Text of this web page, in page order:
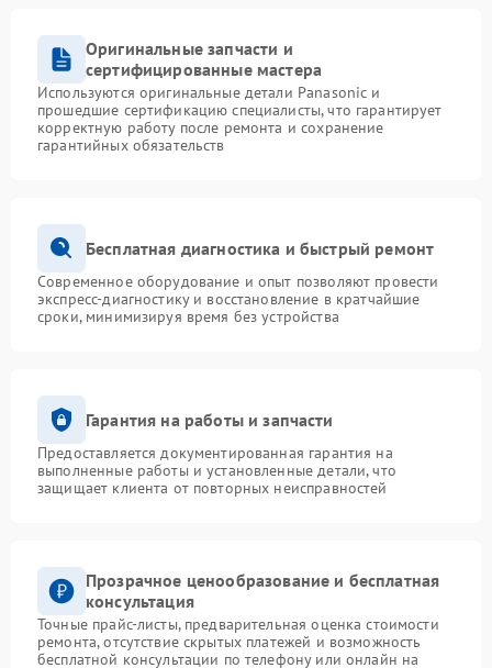
Оригинальные запчасти и
сертифицированные мастера
Используются оригинальные детали Panasonic и
прошедшие сертификацию специалисты, что гарантирует
корректную работу после ремонта и сохранение
гарантийных обязательств
Бесплатная диагностика и быстрый ремонт
Современное оборудование и опыт позволяют провести
экспресс-диагностику и восстановление в кратчайшие
сроки, минимизируя время без устройства
Гарантия на работы и запчасти
Предоставляется документированная гарантия на
выполненные работы и установленные детали, что
защищает клиента от повторных неисправностей
Прозрачное ценообразование и бесплатная
консультация
Точные прайс-листы, предварительная оценка стоимости
ремонта, отсутствие скрытых платежей и возможность
бесплатной консультации по телефону или онлайн на